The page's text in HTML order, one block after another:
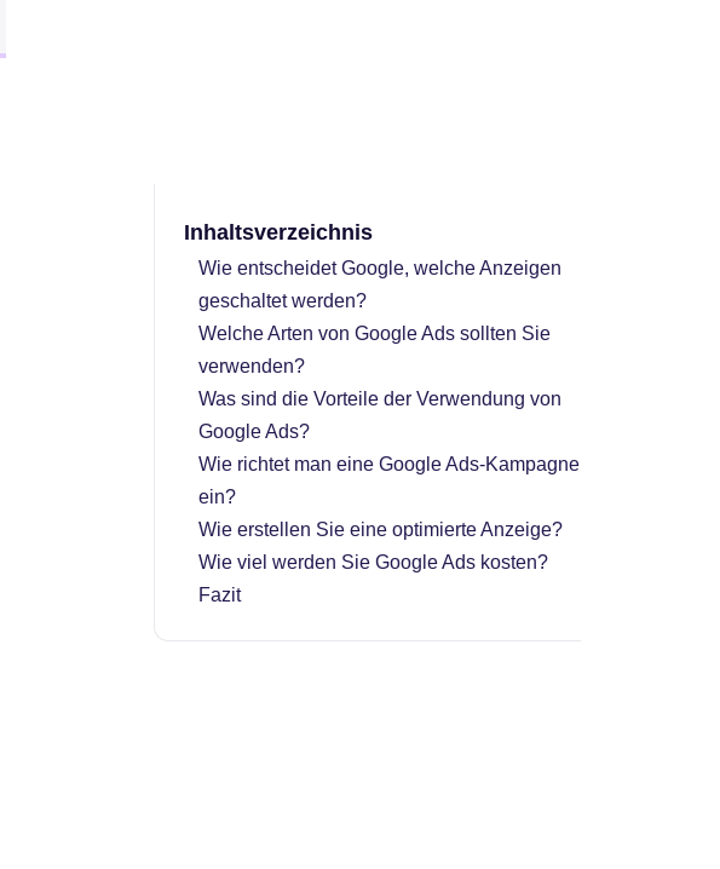
Inhaltsverzeichnis
Wie entscheidet Google, welche Anzeigen
geschaltet werden?
Welche Arten von Google Ads sollten Sie
verwenden?
Was sind die Vorteile der Verwendung von
Google Ads?
Wie richtet man eine Google Ads-Kampagne
ein?
Wie erstellen Sie eine optimierte Anzeige?
Wie viel werden Sie Google Ads kosten?
Fazit